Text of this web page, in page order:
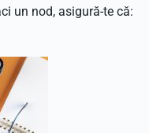
un nod, asigură-te că: